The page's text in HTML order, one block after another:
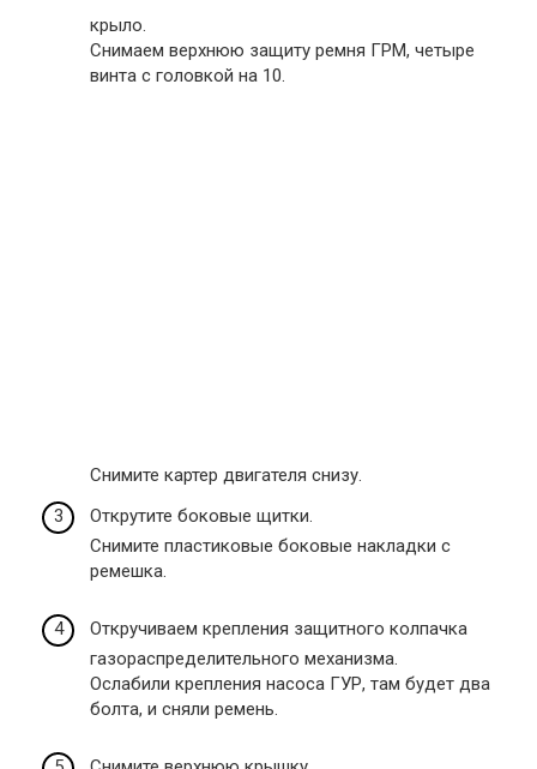
крыло.
Снимаем верхнюю защиту ремня ГРМ, четыре
винта с головкой на 10.
Снимите картер двигателя снизу.
Открутите боковые щитки.
Снимите пластиковые боковые накладки с
ремешка.
Откручиваем крепления защитного колпачка
газораспределительного механизма.
Ослабили крепления насоса ГУР, там будет два
болта, и сняли ремень.